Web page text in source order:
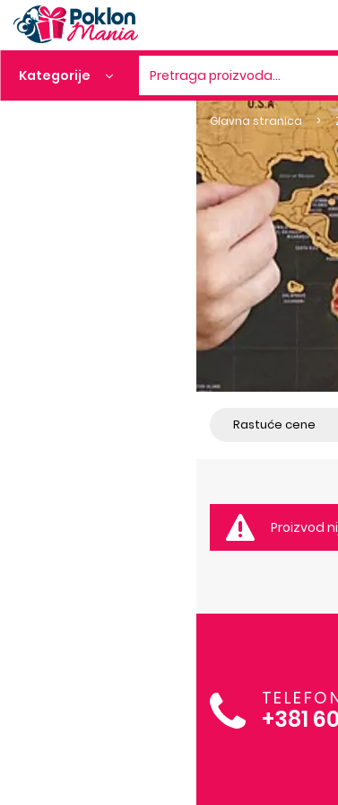
Kategorije Pretraga proizvoda…
Glavna stranica
Proizvod
+381